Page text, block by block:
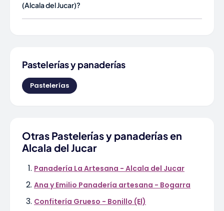
(Alcala del Jucar)?
Pastelerías y panaderías
Pastelerías
Otras Pastelerías y panaderías en
Alcala del Jucar
Panadería La Artesana - Alcala del Jucar
Ana y Emilio Panadería artesana - Bogarra
Confitería Grueso - Bonillo (El)